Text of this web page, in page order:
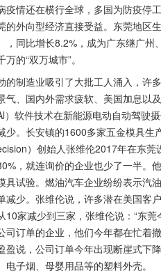
疫情还在横行全球，多国为防疫停
的外向型经济直接受益。东莞地区
，同比增长8.2%，成为广东继广州
万的“双万城市”。
的制造业吸引了大批工人涌入，许
气、国内外需求疲软、美国加息以
Al）软件技术在新能源电动自动驾
少。长安镇的1600多家五金模具生
）创始人张维伦2017年在东
，就连询价的企业也少了一半。
具试验。燃油汽车企业纷纷表示汽
减少。张维伦说，许多潜在美国客
10家减少到三家，张维伦说：“东
司订单的企业，他们今年都在忙着
盈说，公司订单今年出现断崖式下
电子烟、母婴用品等的塑料外壳。